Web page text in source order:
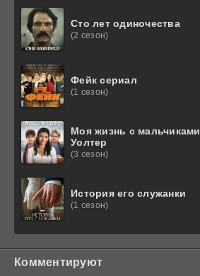
Сто лет одиночества
(2 сезон)
Фейк сериал
(1 сезон)
Моя жизнь с мальчиками
Уолтер
(3 сезон)
История его служанки
(1 сезон)
Комментируют